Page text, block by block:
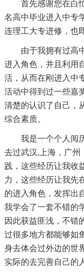
首先感谢您在白
名高中毕业进入中专
连理工大专进修，也
由于我拥有过高
进入角色，并且利用
活，从而在刚进入中
活动中得到过一些嘉
清楚的认识了自己，
综合素质。
我是一个个人阅
去过武汉,上海，广
践，这些经历让我收
力，这些经历让我先
的进入角色，发挥出
我学会了一套不错的
因此获益匪浅，不错
过很多地方都能够如
身去体会过外边的世
实际的去完善自己的